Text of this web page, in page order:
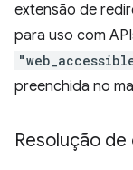
extensão de
para uso com
preenchida no
Resolução